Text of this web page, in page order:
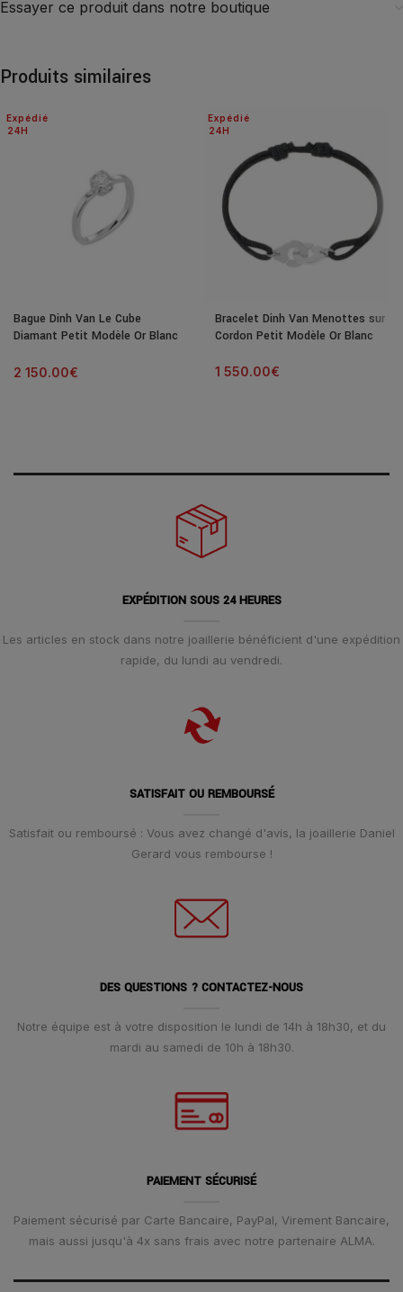
Essayer ce produit dans notre boutique
Produits similaires
24H
Expédié
Bague Dinh Van Le Cube
Diamant Petit Modèle Or Blanc
2 150.00€
24H
Expédié
Bracelet Dinh Van Menottes sur
Cordon Petit Modèle Or Blanc
1 550.00€
EXPÉDITION SOUS 24 HEURES
Les articles en stock dans notre joaillerie bénéficient d'une expédition
rapide, du lundi au vendredi.
SATISFAIT OU REMBOURSÉ
Satisfait ou remboursé : Vous avez changé d'avis, la joaillerie Daniel
Gerard vous rembourse !
DES QUESTIONS ? CONTACTEZ-NOUS
Notre équipe est à votre disposition le lundi de 14h à 18h30, et du
mardi au samedi de 10h à 18h30.
PAIEMENT SÉCURISÉ
Paiement sécurisé par Carte Bancaire, PayPal, Virement Bancaire,
mais aussi jusqu'à 4x sans frais avec notre partenaire ALMA.